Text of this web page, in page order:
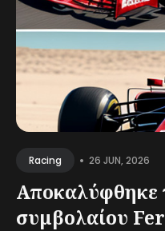
Racing • 26 JUN, 2026
Αποκαλύφθηκε
συμβολαίου